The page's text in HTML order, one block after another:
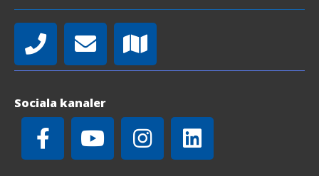
Sociala kanaler